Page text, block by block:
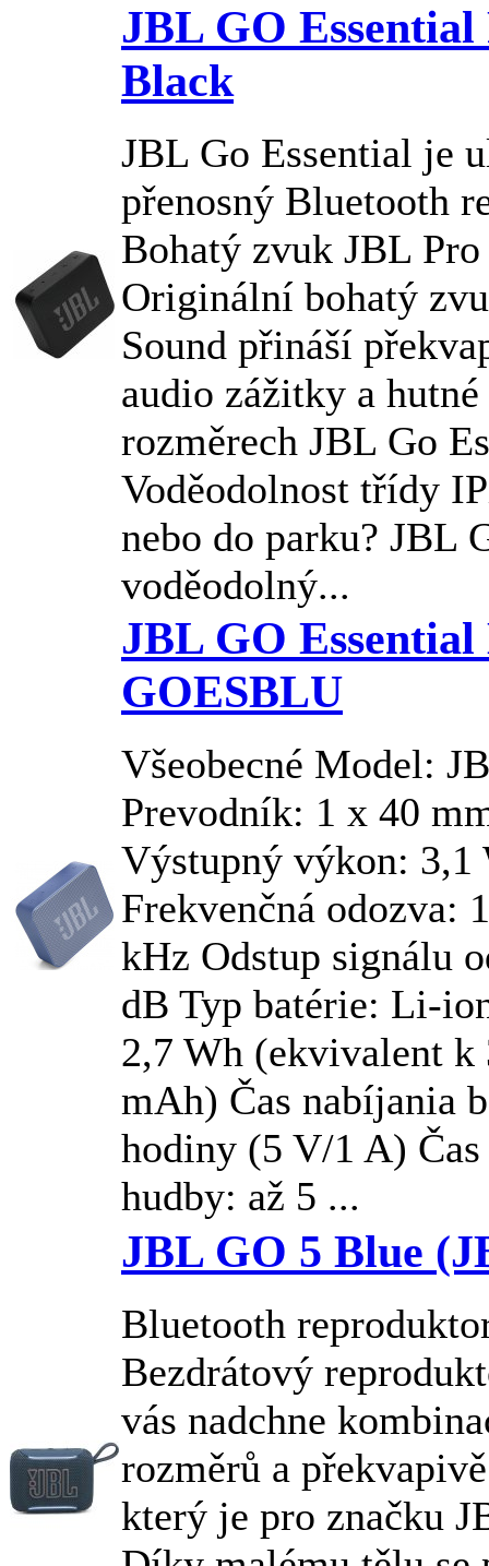
JBL GO
Black
JBL Go Essential je
přenosný Bluetooth
Bohatý zvuk JBL
Originální bohatý
Sound přináší
audio zážitky a
rozměrech JBL Go
Voděodolnost třídy
nebo do parku? JBL
voděodolný...
JBL GO
GOESBLU
Všeobecné Model:
Prevodník: 1 x 40
Výstupný výkon: 3,1
Frekvenčná odozva:
kHz Odstup signálu
dB Typ batérie: Li-
2,7 Wh (ekvivalent k
mAh) Čas nabíjania
hodiny (5 V/1 A) Čas
hudby: až 5 ...
JBL GO 5 Blue
Bluetooth
Bezdrátový
vás nadchne
rozměrů a
který je pro značku